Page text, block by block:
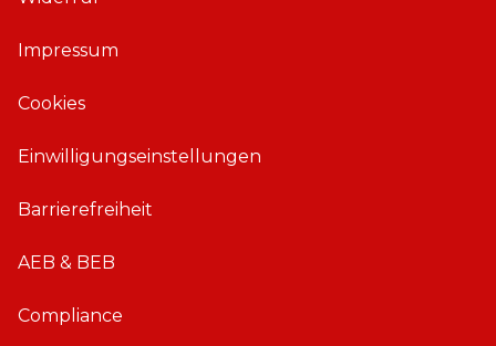
Impressum
Cookies
Einwilligungseinstellungen
Barrierefreiheit
AEB & BEB
Compliance